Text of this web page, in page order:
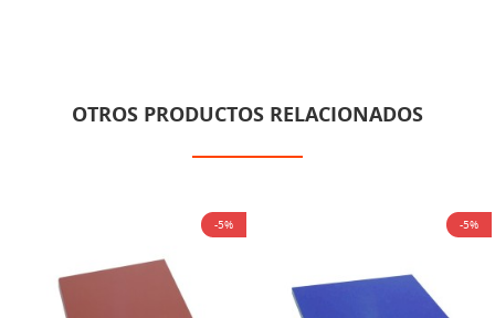
OTROS PRODUCTOS RELACIONADOS
-5% -5%